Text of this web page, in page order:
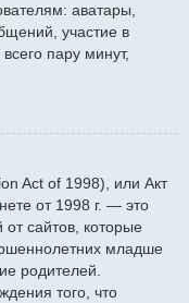
аватары,
участие в
пару минут,
Act of 1998), или Акт
от 1998 г. — это
сайтов, которые
младше
родителей.
того, что